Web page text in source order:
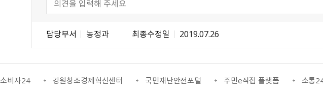
담당부서 농정과 최종수정일 2019.07.26
강원창조경제혁신센터 국민재난안전포털 주민e직접 플랫폼 소통24(구 온국민소통)